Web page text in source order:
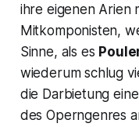
ihre eigenen Arien
Mitkomponisten,
Sinne, als es
wiederum schlug
die Darbietung
des Operngenres